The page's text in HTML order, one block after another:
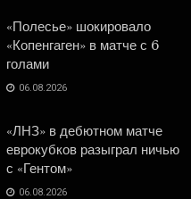
«Полесье» шокировало
«Копенгаген» в матче с 6
голами
06.08.2026
«ЛНЗ» в дебютном матче
еврокубков разыграл ничью
с «Гентом»
06.08.2026